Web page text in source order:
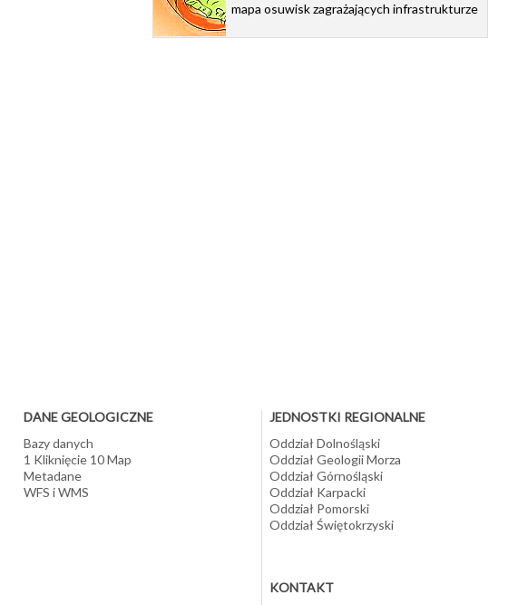
mapa osuwisk zagrażających infrastrukturze
DANE GEOLOGICZNE
Bazy danych
1 Kliknięcie 10 Map
Metadane
WFS i WMS
JEDNOSTKI REGIONALNE
Oddział Dolnośląski
Oddział Geologii Morza
Oddział Górnośląski
Oddział Karpacki
Oddział Pomorski
Oddział Świętokrzyski
KONTAKT